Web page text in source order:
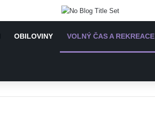
OBILOVINY VOLNÝ ČAS A REKREACE